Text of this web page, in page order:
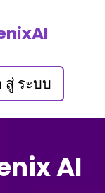
สู่ ระบบ
AI